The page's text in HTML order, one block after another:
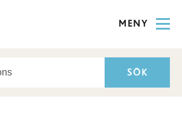
MENY